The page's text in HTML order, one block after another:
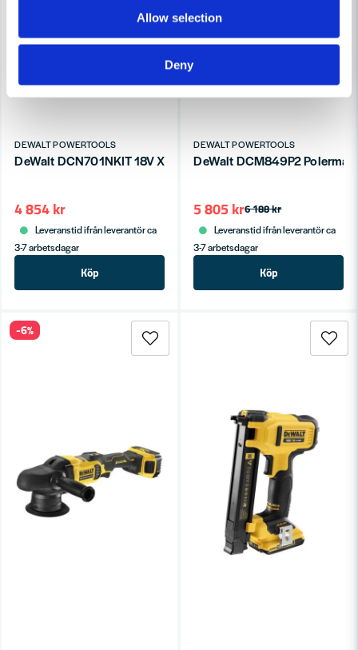
Allow selection
Deny
DEWALT POWERTOOLS
DeWalt DCN701NKIT 18V XR Verktygskit (utan batteri)
4 854 kr
Leveranstid ifrån leverantör ca
3-7 arbetsdagar
Köp
DEWALT POWERTOOLS
DeWalt DCM849P2
6 188 kr
5 805 kr
Leveranstid ifrån leverantör ca
3-7 arbetsdagar
Köp
-6%